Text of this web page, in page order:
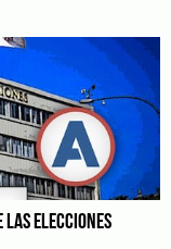
ELECCIONES